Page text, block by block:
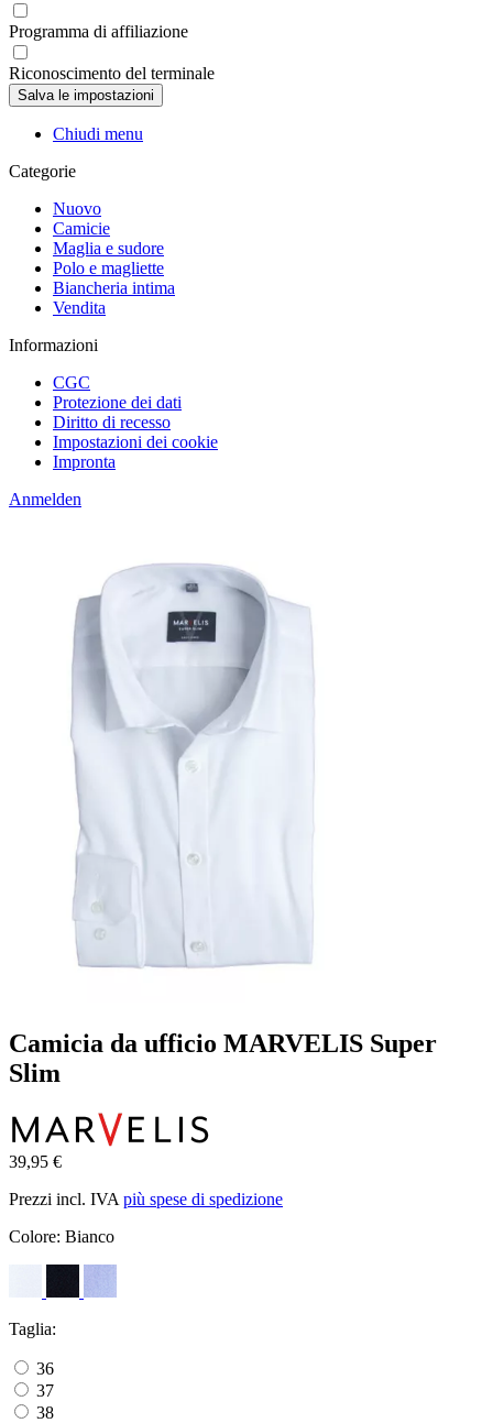
Programma di affiliazione
Riconoscimento del terminale
Chiudi menu
Categorie
Nuovo
Camicie
Maglia e sudore
Polo e magliette
Biancheria intima
Vendita
Informazioni
CGC
Protezione dei dati
Diritto di recesso
Impostazioni dei cookie
Impronta
Anmelden
Camicia da ufficio MARVELIS Super
Slim
39,95 €
Prezzi incl. IVA più spese di spedizione
Colore: Bianco
Taglia:
36
37
38